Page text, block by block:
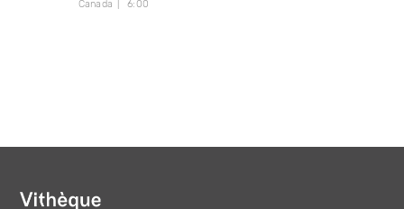
Canada
6:00